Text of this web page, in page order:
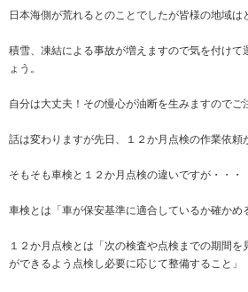
日本海側が荒れるとのことでしたが皆様の地域は
積雪、凍結による事故が増えますので気を付けて
ょう。
自分は大丈夫！その慢心が油断を生みますのでご
話は変わりますが先日、１２か月点検の作業依頼
そもそも車検と１２か月点検の違いですが・・・
車検とは「車が保安基準に適合しているか確かめ
１２か月点検とは「次の検査や点検までの期間を
ができるよう点検し必要に応じて整備すること」